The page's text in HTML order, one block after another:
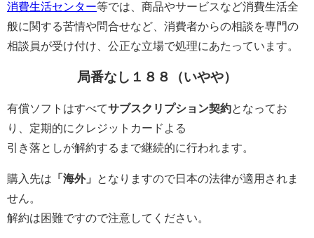
消費生活センター等では、商品やサービスなど消費生活全
般に関する苦情や問合せなど、消費者からの相談を専門の
相談員が受け付け、公正な立場で処理にあたっています。
局番なし１８８（いやや）
有償ソフトはすべてサブスクリプション契約となってお
り、定期的にクレジットカードよる
引き落としが解約するまで継続的に行われます。
購入先は 「海外」
となりますので日本の法律が適用されま
せん。
解約は困難ですので注意してください。